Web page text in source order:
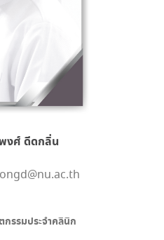
งศ์ ดีดกลิ่น
รรมประจำคลินิก